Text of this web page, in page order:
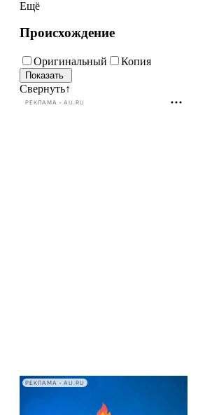
Ещё
Происхождение
Оригинальный Копия
Свернуть↑
РЕКЛАМА • AU.RU
РЕКЛАМА • AU.RU